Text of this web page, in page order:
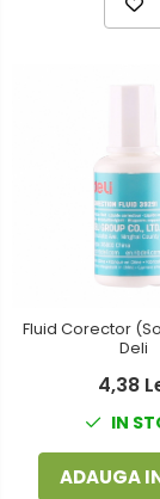
Fluid Corector
Deli
4,38
IN
ADAUGA